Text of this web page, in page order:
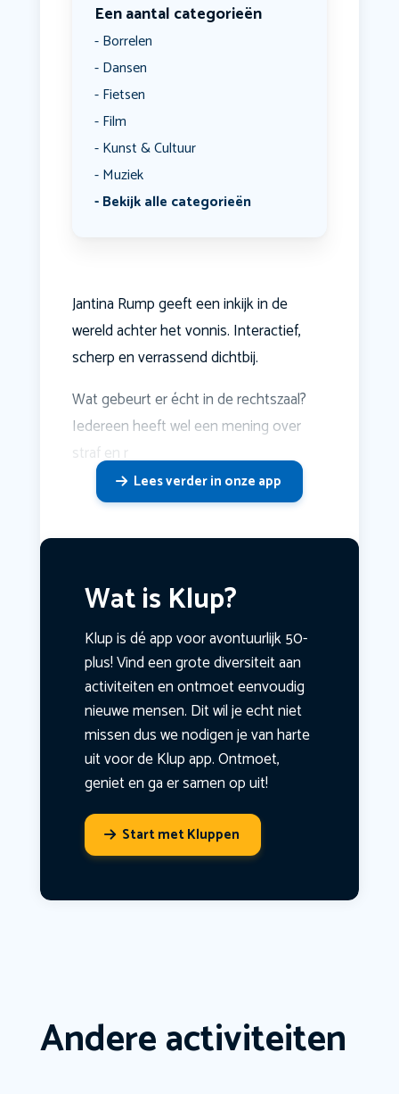
Een aantal categorieën
Borrelen
Dansen
Fietsen
Film
Kunst & Cultuur
Muziek
Bekijk alle categorieën
Jantina Rump geeft een inkijk in de
wereld achter het vonnis. Interactief,
scherp en verrassend dichtbij.
Wat gebeurt er écht in de rechtszaal?
Iedereen heeft wel een mening over
straf en r
Lees verder in onze app
Wat is Klup?
Klup is dé app voor avontuurlijk 50-
plus! Vind een grote diversiteit aan
activiteiten en ontmoet eenvoudig
nieuwe mensen. Dit wil je echt niet
missen dus we nodigen je van harte
uit voor de Klup app. Ontmoet,
geniet en ga er samen op uit!
Start met Kluppen
Andere activiteiten